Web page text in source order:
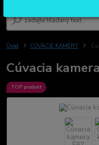
Úvod CÚVACIE KAMERY
Cúvacia
TOP produkt